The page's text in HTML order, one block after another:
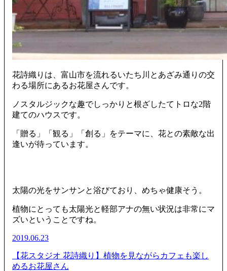
花詩織りは、富山市を流れるいたち川とあざみ通りの交
わる場所にあるお花屋さんです。
ノスタルジックな趣でしっかりと根ざしたてトロな2階
建てのハウスです。
「贈る」「観る」「創る」をテーマに、花との素敵な出
逢いが待っています。
太陽の光をサンサンと浴びており、めちゃ健康そう。
植物にとっても太陽光と軽部アナの無い状況は非常にマ
ズいということですね。
2019.06.23
【花スタジオ 花詩織り】植物を見ながらカフェも楽し
めるお花屋さん